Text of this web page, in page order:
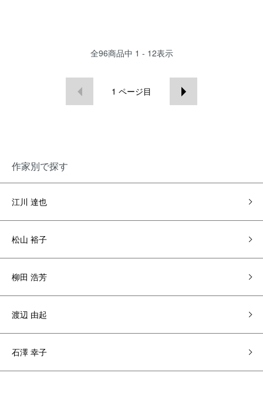
全96商品中 1 - 12表示
1 ページ目
作家別で探す
江川 達也
松山 裕子
柳田 浩芳
渡辺 由起
石澤 幸子